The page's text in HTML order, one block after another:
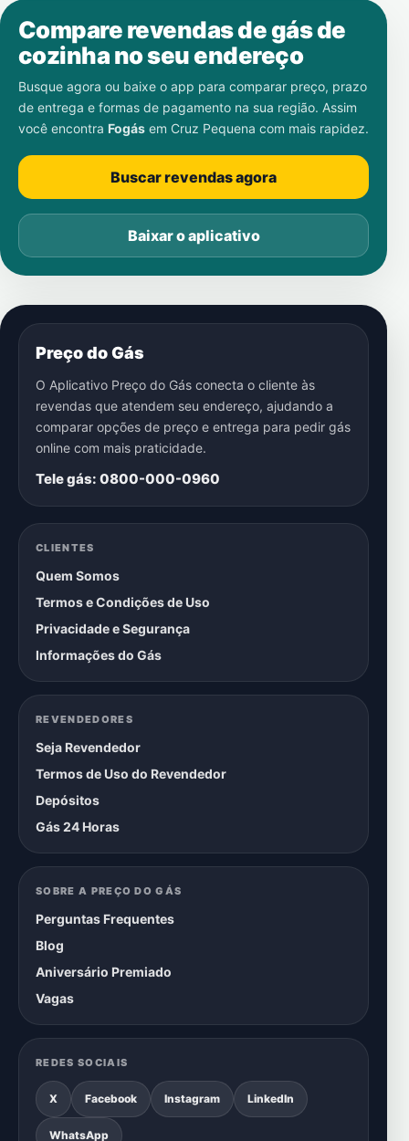
Compare revendas de gás de
cozinha no seu endereço
Busque agora ou baixe o app para comparar preço, prazo
de entrega e formas de pagamento na sua região. Assim
você encontra Fogás em Cruz Pequena com mais rapidez.
Buscar revendas agora
Baixar o aplicativo
Preço do Gás
O Aplicativo Preço do Gás conecta o cliente às
revendas que atendem seu endereço, ajudando a
comparar opções de preço e entrega para pedir gás
online com mais praticidade.
Tele gás: 0800-000-0960
CLIENTES
Quem Somos
Termos e Condições de Uso
Privacidade e Segurança
Informações do Gás
REVENDEDORES
Seja Revendedor
Termos de Uso do Revendedor
Depósitos
Gás 24 Horas
SOBRE A PREÇO DO GÁS
Perguntas Frequentes
Blog
Aniversário Premiado
Vagas
REDES SOCIAIS
X Facebook Instagram LinkedIn
WhatsApp